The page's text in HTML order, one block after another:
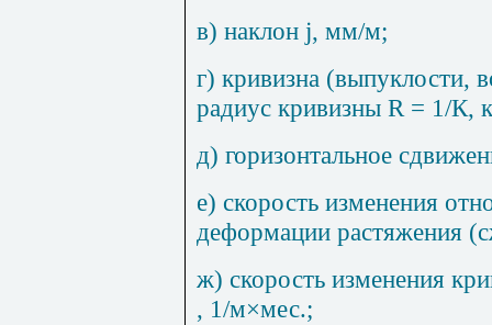
в) наклон j, мм/м;
г) кривизна (выпуклости,
радиус кривизны R = 1/К,
д) горизонтальное
е) скорость изменения
деформации растяжения
ж) скорость изменения
, 1/м×мес.;